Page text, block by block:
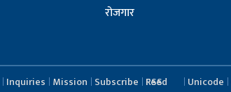
रोजगार
Inquiries Mission Subscribe RSS Feed Unicode